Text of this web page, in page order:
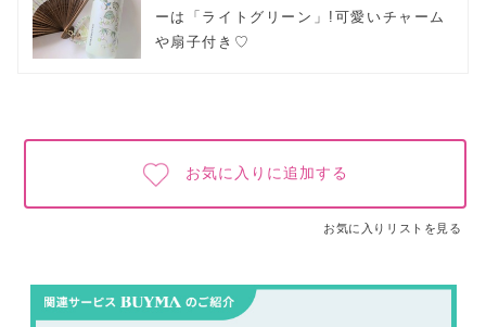
ーは「ライトグリーン」!可愛いチャーム
や扇子付き♡
お気に入りに追加する
お気に入りリストを見る